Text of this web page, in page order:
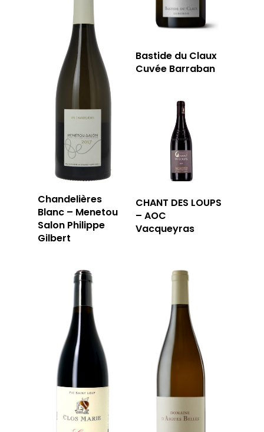
Bastide du Claux
Cuvée Barraban
Chandelières
Blanc – Menetou
Salon Philippe
Gilbert
CHANT DES LOUPS
– AOC
Vacqueyras